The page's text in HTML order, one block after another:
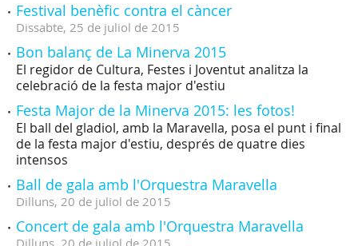
Festival benèfic contra el càncer
Dissabte, 25 de juliol de 2015
Bon balanç de La Minerva 2015
El regidor de Cultura, Festes i Joventut analitza la
celebració de la festa major d'estiu
Festa Major de la Minerva 2015: les fotos!
El ball del gladiol, amb la Maravella, posa el punt i final
de la festa major d'estiu, després de quatre dies
intensos
Ball de gala amb l'Orquestra Maravella
Dilluns, 20 de juliol de 2015
Concert de gala amb l'Orquestra Maravella
Dilluns, 20 de juliol de 2015